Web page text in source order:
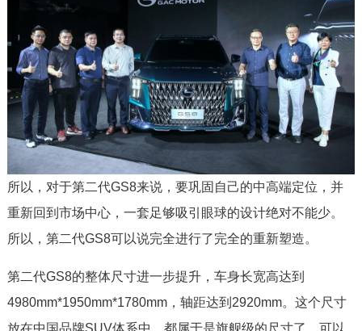
所以，对于第二代GS8来说，要巩固自己的中高端定位，并
重新回到市场中心，一套足够吸引眼球的设计绝对不能少。
所以，第二代GS8可以说完全进行了完全的重新塑造。
第二代GS8的整体尺寸进一步提升，车身长宽高达到
4980mm*1950mm*1780mm，轴距达到2920mm。这个尺寸